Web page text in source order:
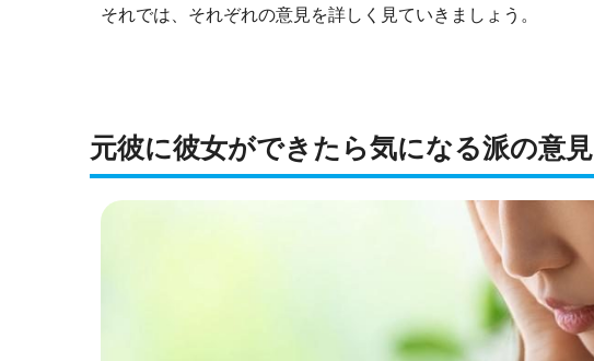
それでは、それぞれの意見を詳しく見ていきましょう。
元彼に彼女ができたら気になる派の意見